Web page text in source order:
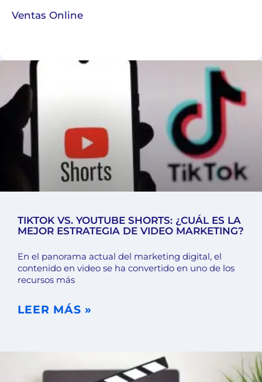
Ventas Online
TIKTOK VS. YOUTUBE SHORTS: ¿CUÁL ES LA
MEJOR ESTRATEGIA DE VIDEO MARKETING?
En el panorama actual del marketing digital, el
contenido en video se ha convertido en uno de los
recursos más
LEER MÁS »